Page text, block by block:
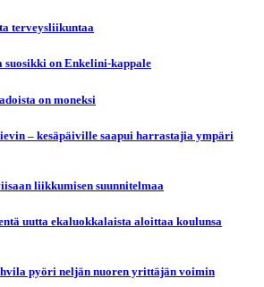
terveysliikuntaa
suosikki on Enkelini-kappale
on moneksi
– kesäpäiville saapui harrastajia ympäri
liikkumisen suunnitelmaa
uutta ekaluokkalaista aloittaa koulunsa
pyöri neljän nuoren yrittäjän voimin